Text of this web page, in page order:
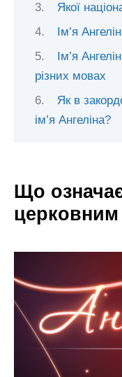
Якої
Ім’я
Ім’я
різних мовах
Як в
ім’я Ангеліна?
Що означає